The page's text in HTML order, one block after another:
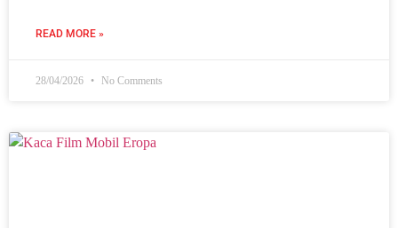
READ MORE »
28/04/2026 No Comments